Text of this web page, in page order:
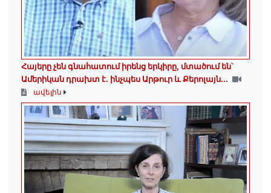
Հայերը չեն գնահատում իրենց երկիրը, մտածում են՝
Ամերիկան դրախտ է․ ինչպես Արթուր և Քերոլայն...
ավելին